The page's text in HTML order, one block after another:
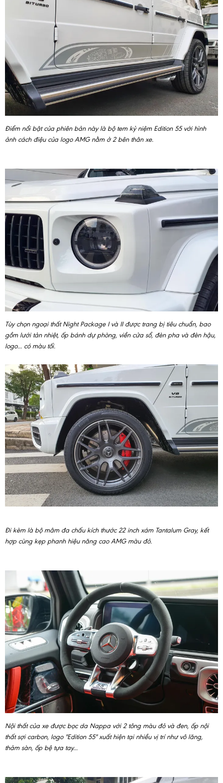
Điểm nổi bật của phiên bản này là bộ tem kỷ niệm Edition 55 với hình
ảnh cách điệu của logo AMG nằm ở 2 bên thân xe.
Tùy chọn ngoại thất Night Package I và II được trang bị tiêu chuẩn, bao
gồm lưới tản nhiệt, ốp bánh dự phòng, viền cửa sổ, đèn pha và đèn hậu,
logo... có màu tối.
Đi kèm là bộ mâm đa chấu kích thước 22 inch xám Tantalum Gray, kết
hợp cùng kẹp phanh hiệu năng cao AMG màu đỏ.
Nội thất của xe được bọc da Nappa với 2 tông màu đỏ và đen, ốp nội
thất sợi carbon, logo "Edition 55" xuất hiện tại nhiều vị trí như vô lăng,
thảm sàn, ốp bệ tựa tay...